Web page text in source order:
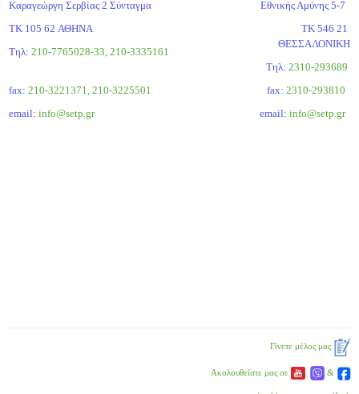
Καραγεώργη Σερβίας 2 Σύνταγμα
ΤΚ 105 62 ΑΘΗΝΑ
Τηλ: 210-7765028-33, 210-3335161
fax: 210-3221371, 210-3225501
email: info@setp.gr
Εθνικής Αμύνης 5-7
ΤΚ 546 21
ΘΕΣΣΑΛΟΝΙΚΗ
Tηλ: 2310-293689
fax: 2310-293810
email: info@setp.gr
Γίνετε μέλος μας
Ακολουθείστε μας σε &